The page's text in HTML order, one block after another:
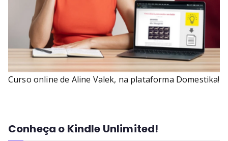
Curso online de Aline Valek, na plataforma Domestika!
Conheça o Kindle Unlimited!